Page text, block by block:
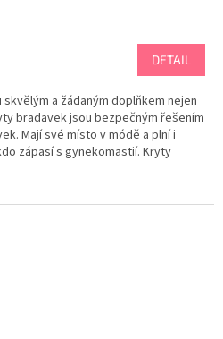
DETAIL
a žádaným doplňkem nejen
bradavek jsou bezpečným řešením
Mají své místo v módě a plní i
zápasí s gynekomastií. Kryty